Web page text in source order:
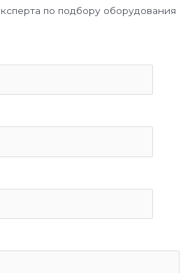
по подбору оборудования